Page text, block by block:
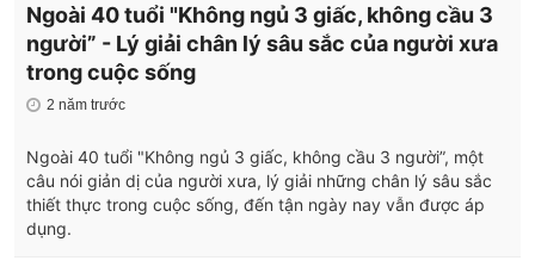
Ngoài 40 tuổi "Không ngủ 3 giấc, không cầu 3
người” - Lý giải chân lý sâu sắc của người xưa
trong cuộc sống
2 năm trước
Ngoài 40 tuổi "Không ngủ 3 giấc, không cầu 3 người”, một
câu nói giản dị của người xưa, lý giải những chân lý sâu sắc
thiết thực trong cuộc sống, đến tận ngày nay vẫn được áp
dụng.